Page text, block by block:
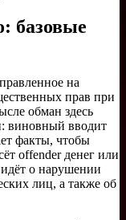
базовые
на
прав при
обман здесь
виновный вводит
факты, чтобы
offender денег или
о нарушении
лиц, а также об